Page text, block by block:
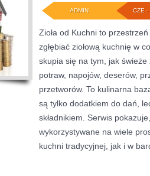
CZE -
ADMIN
Zioła od Kuchni to
zgłębiać ziołową kuchnię w
skupia się na tym, jak świeże
potraw, napojów, deserów,
przetworów. To kulinarna
są tylko dodatkiem do dań,
składnikiem. Serwis
wykorzystywane na wiele
kuchni tradycyjnej, jak i w